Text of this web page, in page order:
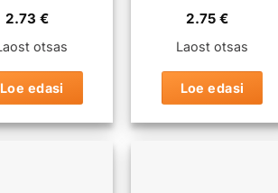
2.73€
otsas
Loe edasi
2.75€
Laost otsas
Loe edasi